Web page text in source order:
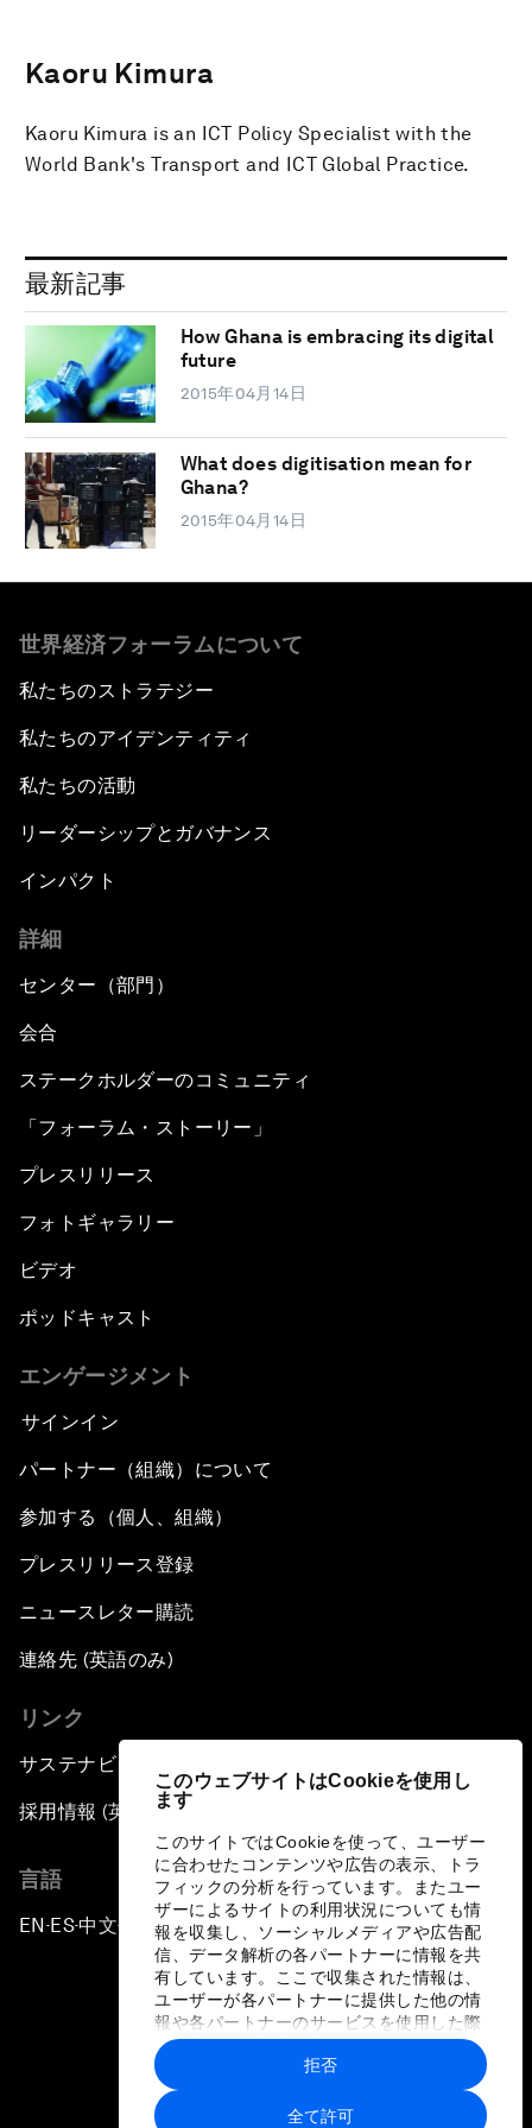
このウェブサイトはCookieを使用し
ます
このサイトではCookieを使って、ユーザー
に合わせたコンテンツや広告の表示、トラ
フィックの分析を行っています。またユー
ザーによるサイトの利用状況についても情
報を収集し、ソーシャルメディアや広告配
信、データ解析の各パートナーに情報を共
有しています。ここで収集された情報は、
ユーザーが各パートナーに提供した他の情
報や各パートナーのサービスを使用した際
に収集された情報と組み合わされ、各パー
トナーによって使用されることがありま
す。
全て許可
拒否
Kaoru Kimura
Kaoru Kimura is an ICT Policy Specialist with the
World Bank's Transport and ICT Global Practice.
最新記事
How Ghana is embracing its digital
future
2015年04月14日
What does digitisation mean for
Ghana?
2015年04月14日
世界経済フォーラムについて
私たちのストラテジー
私たちのアイデンティティ
私たちの活動
リーダーシップとガバナンス
インパクト
詳細
センター（部門）
会合
ステークホルダーのコミュニティ
「フォーラム・ストーリー」
プレスリリース
フォトギャラリー
ビデオ
ポッドキャスト
エンゲージメント
サインイン
パートナー（組織）について
参加する（個人、組織）
プレスリリース登録
ニュースレター購読
連絡先 (英語のみ)
リンク
サステナビリティへの取り組み
採用情報 (英語のみ)
言語
EN ▪ES▪中文▪ 日本語
プライバシーポリシーと利用規約